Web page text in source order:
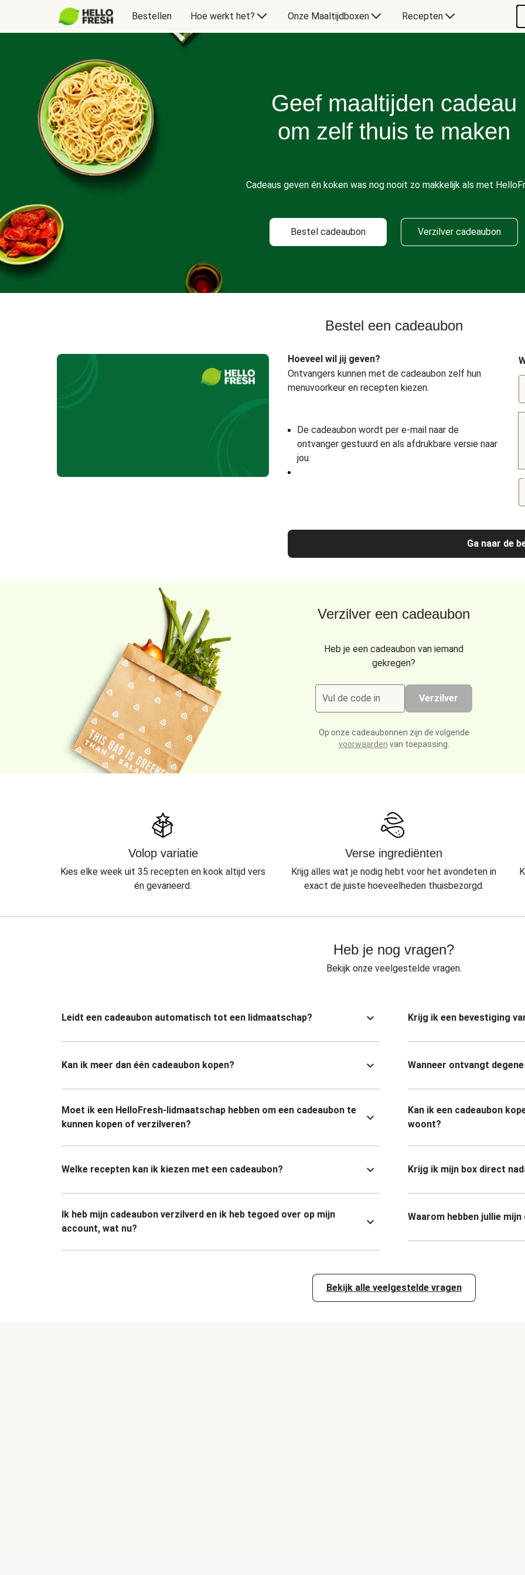
Bestellen Hoe werkt het? Onze Maaltijdboxen Recepten
Geef maaltijden cadeau
om zelf thuis te maken
Cadeaus geven én koken was nog nooit zo makkelijk als met
Bestel cadeaubon Verzilver cadeaubon
Bestel een cadeaubon
Hoeveel wil jij geven?
Ontvangers kunnen met de cadeaubon zelf hun
menuvoorkeur en recepten kiezen.
De cadeaubon wordt per e-mail naar de
ontvanger gestuurd en als afdrukbare versie naar
jou.
Ga naar de
Verzilver een cadeaubon
Heb je een cadeaubon van iemand
gekregen?
Vul de code in Verzilver
Op onze cadeaubonnen zijn de volgende
voorwaarden van toepassing.
Volop variatie
Kies elke week uit 35 recepten en kook altijd vers
én gevarieerd.
Verse ingrediënten
Krijg alles wat je nodig hebt voor het avondeten in
exact de juiste hoeveelheden thuisbezorgd.
Heb je nog vragen?
Bekijk onze veelgestelde vragen.
Leidt een cadeaubon automatisch tot een lidmaatschap?
Kan ik meer dan één cadeaubon kopen?
Moet ik een HelloFresh-lidmaatschap hebben om een cadeaubon te
kunnen kopen of verzilveren?
Welke recepten kan ik kiezen met een cadeaubon?
Ik heb mijn cadeaubon verzilverd en ik heb tegoed over op mijn
account, wat nu?
Krijg ik een bevestiging
Wanneer ontvangt
Kan ik een cadeaubon
woont?
Krijg ik mijn box direct
Waarom hebben jullie
Bekijk alle veelgestelde vragen